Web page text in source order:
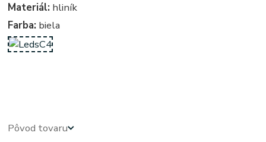
Materiál: hliník
Farba: biela
Pôvod tovaru